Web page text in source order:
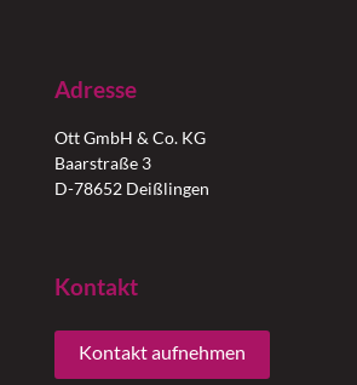
Adresse
Ott GmbH & Co. KG
Baarstraße 3
D-78652 Deißlingen
Kontakt
Kontakt aufnehmen